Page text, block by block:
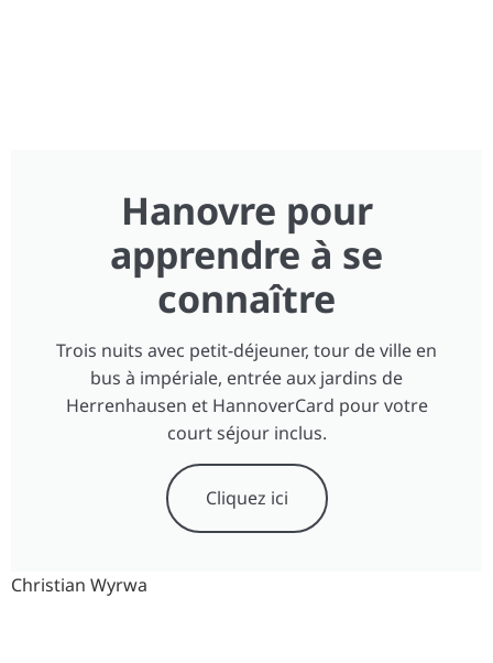
Hanovre pour
apprendre à se
connaître
Trois nuits avec petit-déjeuner, tour de ville en
bus à impériale, entrée aux jardins de
Herrenhausen et HannoverCard pour votre
court séjour inclus.
Cliquez ici
Christian Wyrwa